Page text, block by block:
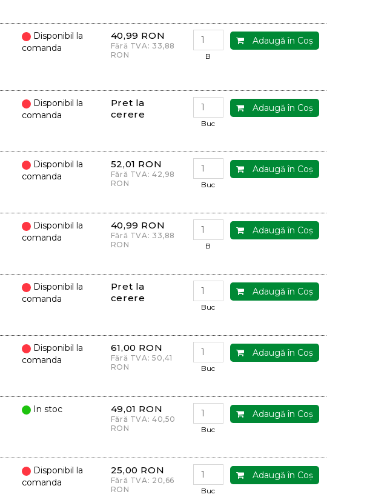
Disponibil la
comanda
40,99 RON
Fără TVA: 33,88
RON
Adaugă în Coş
B
Disponibil la
comanda
Pret la
cerere
Adaugă în Coş
Buc
Disponibil la
comanda
52,01 RON
Fără TVA: 42,98
RON
Adaugă în Coş
Buc
Disponibil la
comanda
40,99 RON
Fără TVA: 33,88
RON
Adaugă în Coş
B
Disponibil la
comanda
Pret la
cerere
Adaugă în Coş
Buc
Disponibil la
comanda
61,00 RON
Fără TVA: 50,41
RON
Adaugă în Coş
Buc
In stoc 49,01 RON
Fără TVA: 40,50
RON
Adaugă în Coş
Buc
Disponibil la
comanda
25,00 RON
Fără TVA: 20,66
RON
Adaugă în Coş
Buc